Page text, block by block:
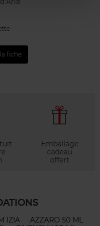
fiche
Emballage
cadeau
offert
IZIA
AZZARO 50 ML